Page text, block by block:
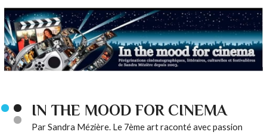
IN THE MOOD FOR CINEMA
Par Sandra Mézière. Le 7ème art raconté avec passion